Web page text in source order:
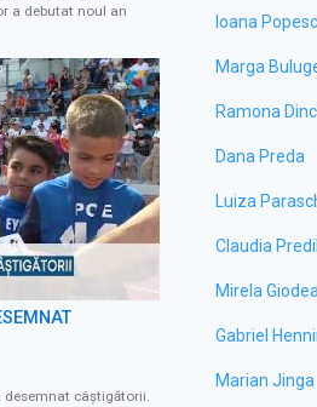
a debutat noul an
desemnat câștigătorii.
Ioana
Marga
Ramona
Dana Preda
Luiza
Claudia
Mirela
Gabriel
Marian Jinga